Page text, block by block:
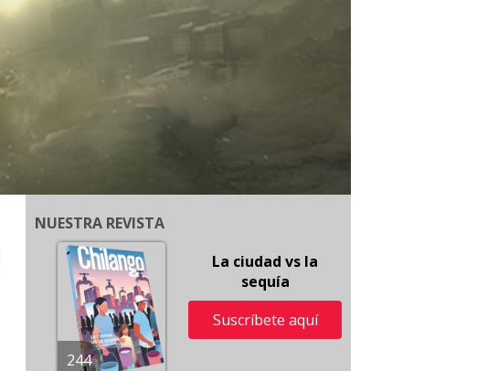
NUESTRA REVISTA
244
La ciudad vs la
sequía
Suscríbete aquí